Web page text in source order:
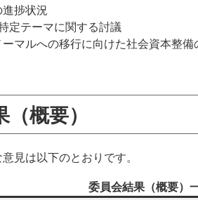
捗状況
定テーマに関する討議
ーマルへの移行に向けた社会資本整備
概要）
見は以下のとおりです。
委員会結果（概要）